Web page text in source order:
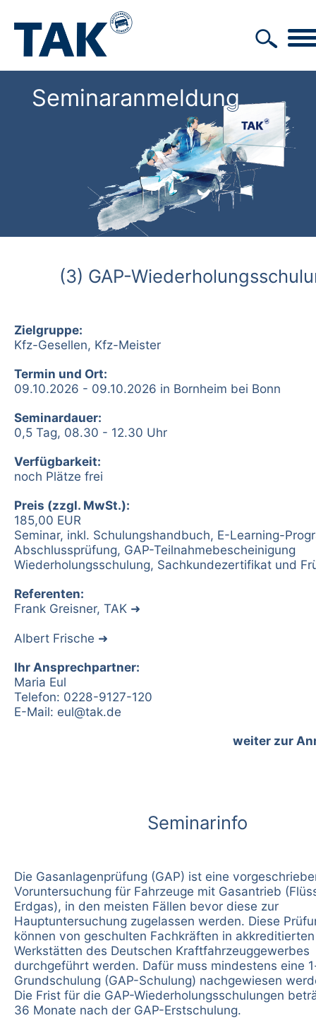
Seminaranmeldung
(3) GAP-
Zielgruppe:
Kfz-Gesellen, Kfz-Meister
Termin und Ort:
09.10.2026 - 09.10.2026 in Bornheim bei Bonn
Seminardauer:
0,5 Tag, 08.30 - 12.30 Uhr
Verfügbarkeit:
noch Plätze frei
Preis (zzgl. MwSt.):
185,00 EUR
Seminar, inkl. Schulungshandbuch, E-Learning-
Abschlussprüfung, GAP-Teilnahmebescheinigung
Wiederholungsschulung, Sachkundezertifikat und
Referenten:
Frank Greisner, TAK
Albert Frische
Ihr Ansprechpartner:
Maria Eul
Telefon: 0228-9127-120
E-Mail: eul@tak.de
weiter zur
Seminarinfo
Die Gasanlagenprüfung (GAP) ist eine
Voruntersuchung für Fahrzeuge mit Gasantrieb
Erdgas), in den meisten Fällen bevor diese zur
Hauptuntersuchung zugelassen werden. Diese
können von geschulten Fachkräften in akkreditierten
Werkstätten des Deutschen Kraftfahrzeuggewerbes
durchgeführt werden. Dafür muss mindestens eine
Grundschulung (GAP-Schulung) nachgewiesen
Die Frist für die GAP-Wiederholungsschulungen
36 Monate nach der GAP-Erstschulung.